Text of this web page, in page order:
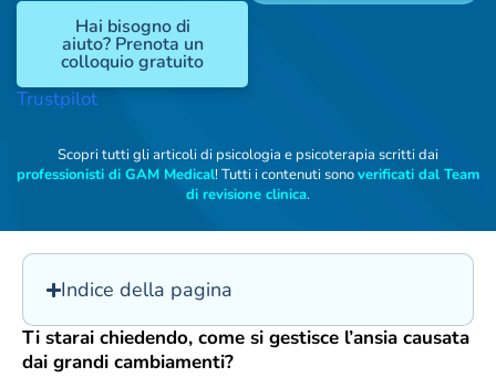
Hai bisogno di
aiuto? Prenota un
colloquio gratuito
Trustpilot
Scopri tutti gli articoli di psicologia e psicoterapia scritti dai
professionisti di GAM Medical! Tutti i contenuti sonoverificati dal Team
di revisione clinica.
Indice della pagina
Ti starai chiedendo, come si gestisce l’ansia causata
dai grandi cambiamenti?